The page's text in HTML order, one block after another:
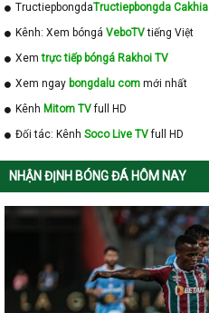
TructiepbongdaTructiepbongda Cakhia
Kênh: Xem bóngá VeboTVtiếng Việt
Xemtrực tiếp bóngá Rakhoi TV
Xem ngay bongdalu com mới nhất
Kênh Mitom TVfull HD
Đối tác: Kênh Soco Live TVfull HD
NHẬN ĐỊNH BÓNG ĐÁ HÔM NAY